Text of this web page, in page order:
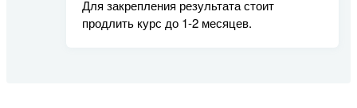
Для закрепления результата стоит
продлить курс до 1-2 месяцев.